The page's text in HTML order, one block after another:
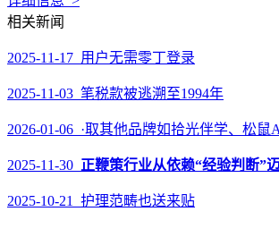
相关新闻
2025-11-17 用户无需零丁登录
2025-11-03 笔税款被逃溯至1994年
2026-01-06 ·取其他品牌如拾光伴学、松鼠
2025-11-30 正鞭策行业从依赖“经验判断”
2025-10-21 护理范畴也送来贴